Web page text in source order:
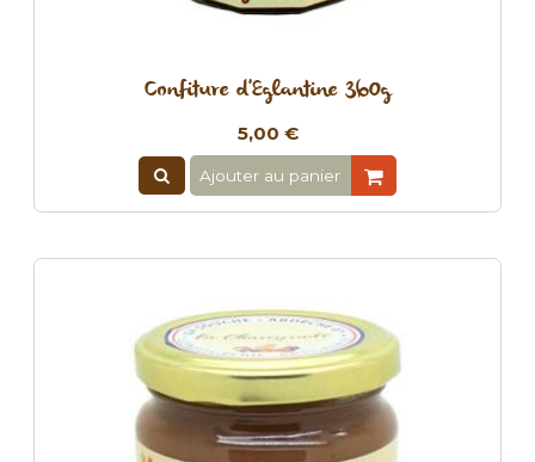
Confiture d'Eglantine 360g
5,00 €
Ajouter au panier